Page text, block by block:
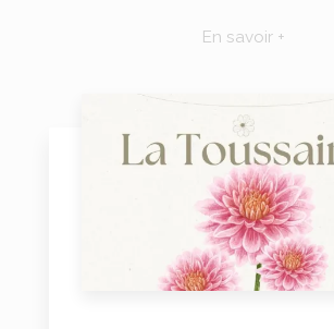
En savoir +